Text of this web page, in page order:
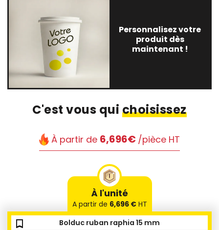
Personnalisez votre
produit dès
maintenant !
C'est vous qui choisissez
À partir de 6,696€ /pièce HT
À l'unité
A partir de 6,696 €HT
bookmark_outline Bolduc ruban raphia 15 mm
bookmark_outline
bookmark_outline
bookmark_outline
bookmark_outline
bookmark_outline
bookmark_outline
bookmark_outline
bookmark_outline
bookmark_outline
bookmark_outline